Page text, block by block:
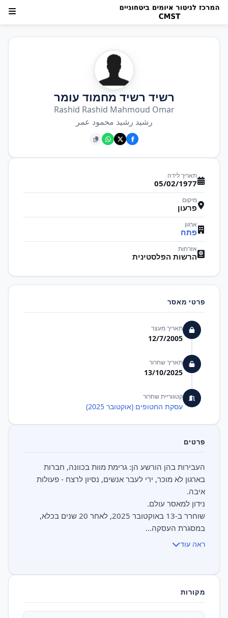
רשיד רשיד מחמוד עומר
Rashid Rashid Mahmoud Omar
رشيد رشيد محمود عمر
תאריך לידה
05/02/1977
מיקום
פרעון
ארגון
פתח
אזרחות
הרשות הפלסטינית
פרטי מאסר
תאריך מעצר
12/7/2005
תאריך שחרור
13/10/2025
קטגוריית שחרור
עסקת החטופים (אוקטובר 2025)
פרטים
העבירות בהן הורשע הן: גרימת מוות בכוונה, חברות
בארגון לא מוכר, ירי לעבר אנשים, נסיון לרצח - פעולות
שוחרר ב-13 באוקטובר 2025, לאחר 20 שנים בכלא,
במסגרת העסקה...
ראה עוד
מקורות